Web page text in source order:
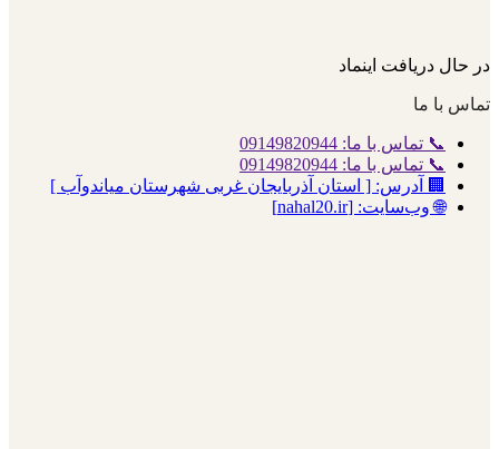
در حال دریافت اینماد
تماس با ما
📞 تماس با ما: 09149820944
📞 تماس با ما: 09149820944
🏢 آدرس: [ استان آذربایجان غربی شهرستان میاندوآب ]
🌐 وب‌سایت: [nahal20.ir]